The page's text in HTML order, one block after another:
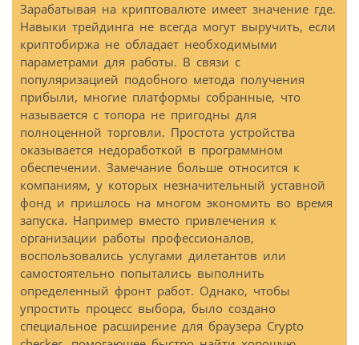
Зарабатывая на криптовалюте имеет значение где.
Навыки трейдинга не всегда могут выручить, если
криптобиржа не обладает необходимыми
параметрами для работы. В связи с
популяризацией подобного метода получения
прибыли, многие платформы собранные, что
называется с топора не пригодны для
полноценной торговли. Простота устройства
оказывается недоработкой в программном
обеспечении. Замечание больше относится к
компаниям, у которых незначительный уставной
фонд и пришлось на многом экономить во время
запуска. Например вместо привлечения к
организации работы профессионалов,
воспользовались услугами дилетантов или
самостоятельно попытались выполнить
определенный фронт работ. Однако, чтобы
упростить процесс выбора, было создано
специальное расширение для браузера Crypto